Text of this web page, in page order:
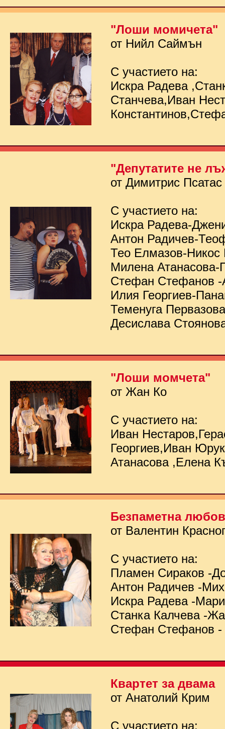
"Лоши момичета"
от Нийл Саймън
С участието на:
Искра Радева
Станчева,Иван
"Депутатите не
от Димитрис Псатас
С участието на:
Искра Радева-
Антон Радичев-
Тео Елмазов-Никос
Милена Атанасова-
Стефан Стефанов -
Илия Георгиев-
Теменуга
Десислава
"Лоши момчета"
от Жан Ко
С участието на:
Иван
Георгиев,Иван
Атанасова ,Елена
Безпаметна любов
от Валентин
С участието на:
Пламен Сираков -
Антон Радичев -
Искра Радева -
Станка Калчева -
Стефан Стефанов
Квартет за двама
от Анатолий Крим
С участието на: